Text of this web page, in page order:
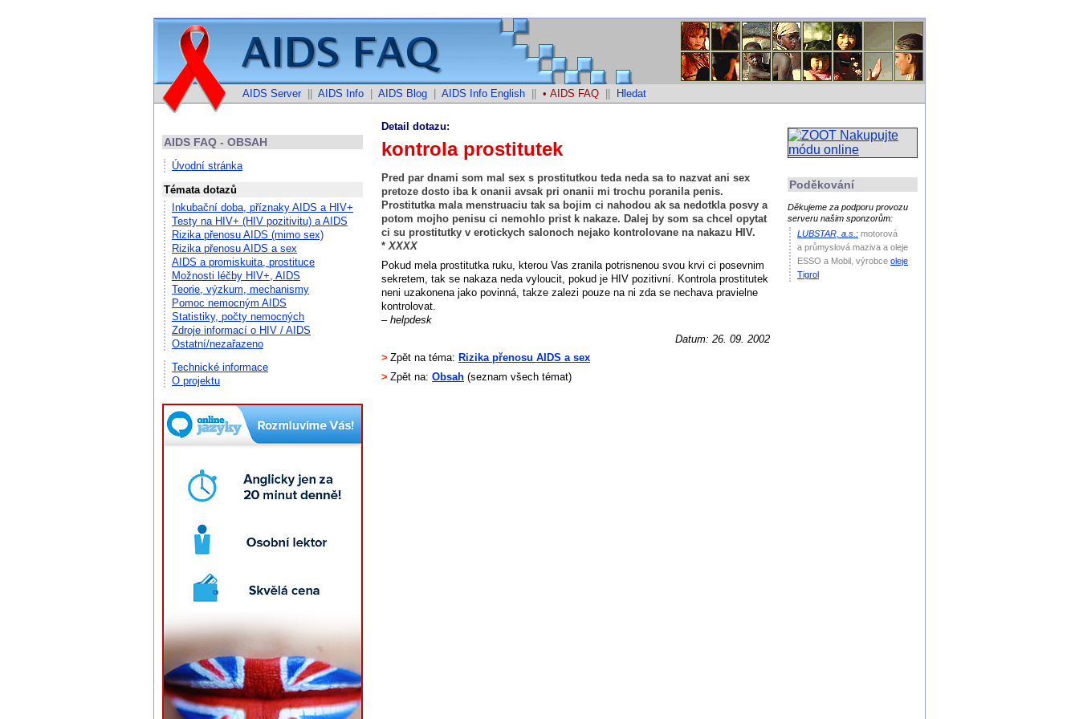
AIDS Server AIDS Info AIDS Blog AIDS Info English • AIDS FAQ Hledat
AIDS FAQ - OBSAH
Úvodní stránka
Témata dotazů
Inkubační doba, příznaky AIDS a HIV+
Testy na HIV+ (HIV pozitivitu) a AIDS
Rizika přenosu AIDS (mimo sex)
Rizika přenosu AIDS a sex
AIDS a promiskuita, prostituce
Možnosti léčby HIV+, AIDS
Teorie, výzkum, mechanismy
Pomoc nemocným AIDS
Statistiky, počty nemocných
Zdroje informací o HIV / AIDS
Ostatní/nezařazeno
Technické informace
O projektu
Detail dotazu:
kontrola prostitutek
Pred par dnami som mal sex s prostitutkou teda neda sa to nazvat ani sex
pretoze dosto iba k onanii avsak pri onanii mi trochu poranila penis.
Prostitutka mala menstruaciu tak sa bojim ci nahodou ak sa nedotkla posvy a
potom mojho penisu ci nemohlo prist k nakaze. Dalej by som sa chcel opytat
ci su prostitutky v erotickych salonoch nejako kontrolovane na nakazu HIV.
* XXXX
Pokud mela prostitutka ruku, kterou Vas zranila potrisnenou svou krvi ci posevnim
sekretem, tak se nakaza neda vyloucit, pokud je HIV pozitivní. Kontrola prostitutek
neni uzakonena jako povinná, takze zalezi pouze na ni zda se nechava pravielne
kontrolovat.
– helpdesk
Datum: 26. 09. 2002
> Zpět na téma: Rizika přenosu AIDS a sex
> Zpět na: Obsah (seznam všech témat)
Poděkování
Děkujeme za podporu provozu
serveru našim sponzorům:
LUBSTAR, a.s.: motorová
a průmyslová maziva a oleje
ESSO a Mobil , výrobce oleje
Tigrol